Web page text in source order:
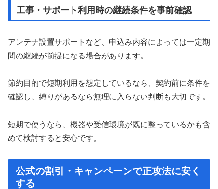
工事・サポート利用時の継続条件を事前確認
アンテナ設置サポートなど、申込み内容によっては一定期
間の継続が前提になる場合があります。
節約目的で短期利用を想定しているなら、契約前に条件を
確認し、縛りがあるなら無理に入らない判断も大切です。
短期で使うなら、機器や受信環境が既に整っているかも含
めて検討すると安心です。
公式の割引・キャンペーンで正攻法に安く
する